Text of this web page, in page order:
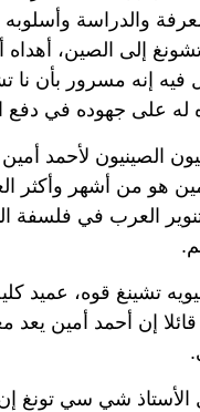
والدراسة
نا تشونغ إلى الصين،
فيه إنه مسرور بأن نا
على جهوده في دفع
الصينيون لأحمد أمين
من أشهر وأكثر
العرب في فلسفة
تشينغ قوه، عميد
إن أحمد أمين يعد
الأستاذ شي سي تونغ